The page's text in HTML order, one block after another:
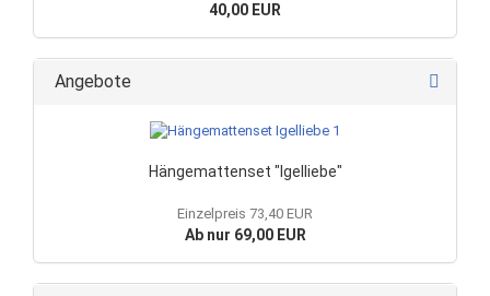
40,00 EUR
Angebote
Hängemattenset "Igelliebe"
Einzelpreis 73,40 EUR
Ab nur 69,00 EUR